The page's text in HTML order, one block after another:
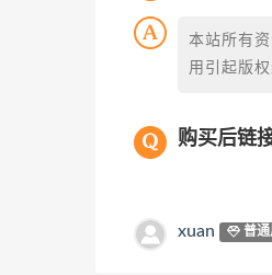
本站所有
用引起版
购买后链
xuan 普通